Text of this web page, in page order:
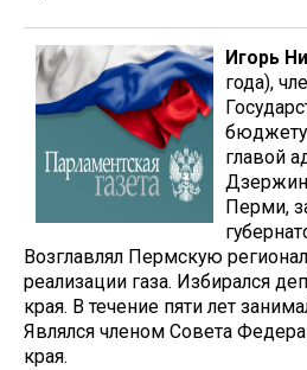
Игорь
года),
главой
Перми,
Возглавлял Пермскую
реализации газа. Избирался
края. В течение пяти лет
Являлся членом Совета
края.